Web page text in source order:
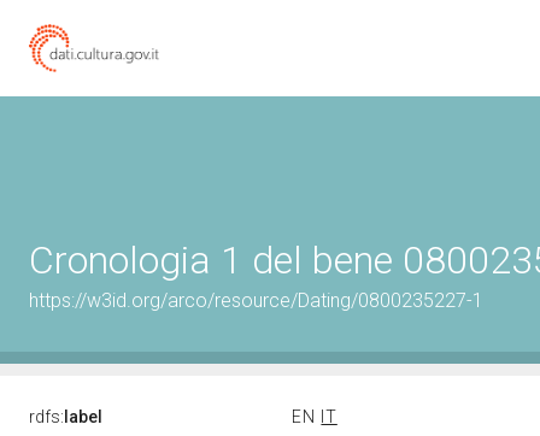
Cronologia 1 del bene
https://w3id.org/arco/resource/Dating/0800235227-1
rdfs: label EN
IT